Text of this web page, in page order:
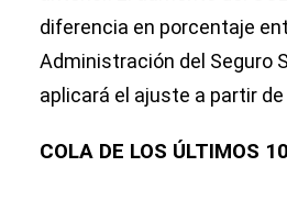
diferencia en porcentaje
Administración del Seguro
aplicará el ajuste a partir
COLA DE LOS ÚLTIMOS